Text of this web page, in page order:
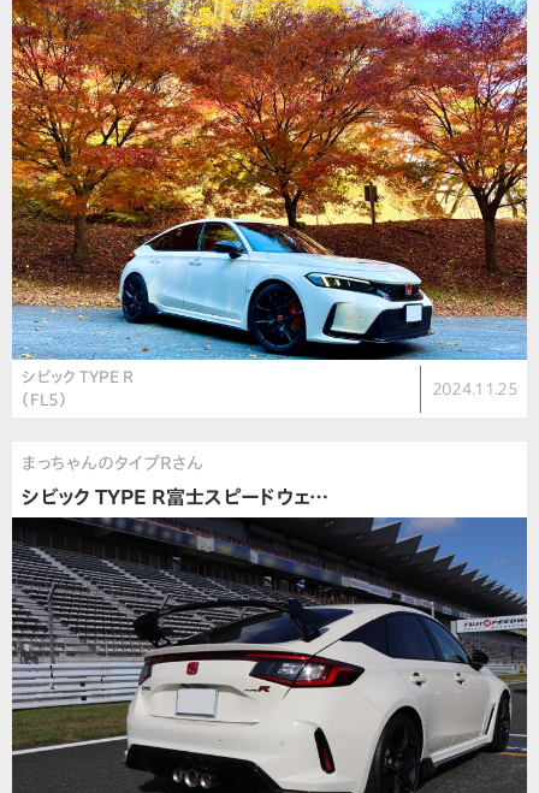
シビック TYPE R
（FL5）
2024.11.25
まっちゃんのタイプRさん
シビック TYPE R富士スピードウェ…